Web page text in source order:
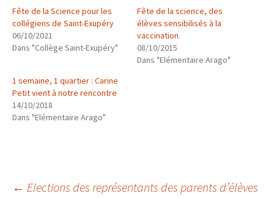
Fête de la Science pour les
collégiens de Saint-Exupéry
06/10/2021
Dans "Collège Saint-Exupéry"
Fête de la science, des
élèves sensibilisés à la
vaccination
08/10/2015
Dans "Elémentaire Arago"
1 semaine, 1 quartier : Carine
Petit vient à notre rencontre
14/10/2018
Dans "Elémentaire Arago"
← Elections des représentants des parents d’élèves